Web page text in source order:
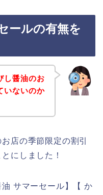
ールの有無を
し醤油のお
いないのか
店の季節限定の割引
にしました！
サマーセール】【 か